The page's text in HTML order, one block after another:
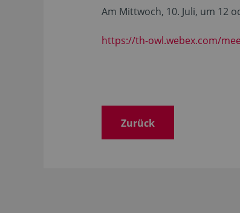
Am Mittwoch, 10. Juli, um 12
https://th-owl.webex.com/
Zurück